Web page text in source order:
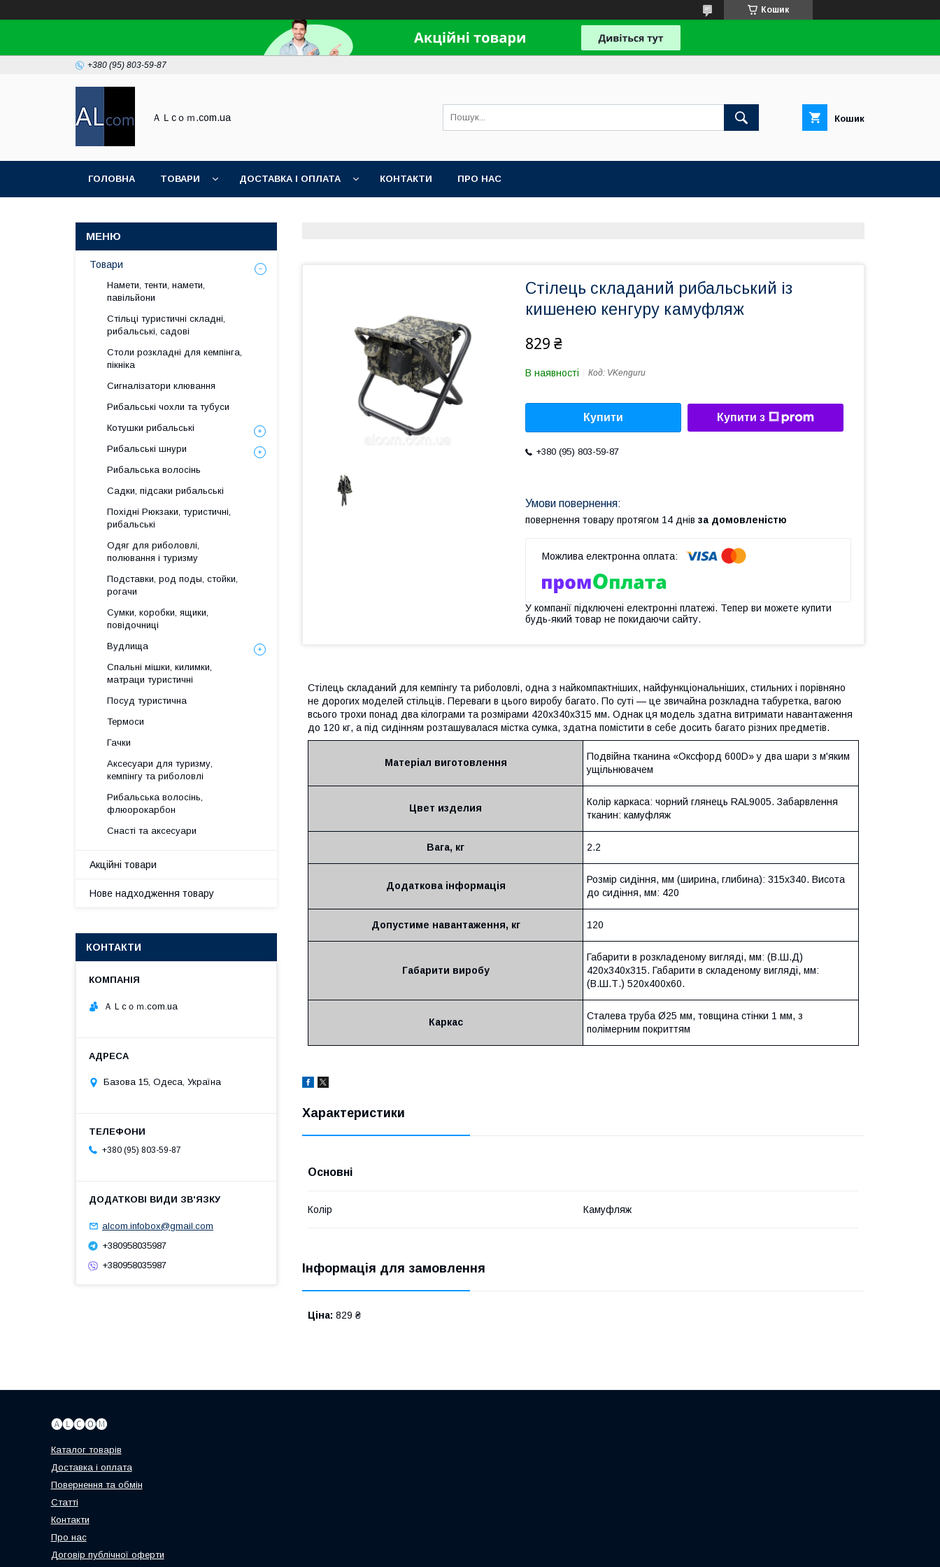
Кошик
+380 (95) 803-59-87
ＡＬcｏｍ.com.ua Кошик
ГОЛОВНА ТОВАРИ ДОСТАВКА І ОПЛАТА КОНТАКТИ ПРО НАС
Стілець складаний рибальський із
кишенею кенгуру камуфляж
829 ₴
В наявності Код: VKenguru
Купити Купити з
+380 (95) 803-59-87
повернення товару протягом 14 днів за домовленістю
У компанії підключені електронні платежі. Тепер ви можете купити
будь-який товар не покидаючи сайту.
Стілець складаний для кемпінгу та риболовлі, одна з найкомпактніших, найфункціональніших, стильних і порівняно
не дорогих моделей стільців. Переваги в цього виробу багато. По суті — це звичайна розкладна табуретка, вагою
всього трохи понад два кілограми та розмірами 420х340х315 мм. Однак ця модель здатна витримати навантаження
до 120 кг, а під сидінням розташувалася містка сумка, здатна помістити в себе досить багато різних предметів.
Матеріал виготовлення
Подвійна тканина «Оксфорд 600D» у два шари з м'яким
ущільнювачем
Цвет изделия
Колір каркаса: чорний глянець RAL9005. Забарвлення
тканин: камуфляж
Вага, кг 2.2
Додаткова інформація
Розмір сидіння, мм (ширина, глибина): 315х340. Висота
до сидіння, мм: 420
Допустиме навантаження, кг 120
Габарити виробу
Габарити в розкладеному вигляді, мм: (В.Ш.Д)
420х340х315. Габарити в складеному вигляді, мм:
(В.Ш.Т.) 520х400х60.
Каркас
Сталева труба Ø25 мм, товщина стінки 1 мм, з
полімерним покриттям
Характеристики
Основні
Колір Камуфляж
Інформація для замовлення
Ціна: 829 ₴
Товари
Намети, тенти, намети,
павільйони
Стільці туристичні складні,
рибальські, садові
Столи розкладні для кемпінга,
пікніка
Сигналізатори клювання
Рибальські чохли та тубуси
Котушки рибальські
Рибальські шнури
Рибальська волосінь
Садки, підсаки рибальські
Похідні Рюкзаки, туристичні,
рибальські
Одяг для риболовлі,
полювання і туризму
Подставки, род поды, стойки,
рогачи
Сумки, коробки, ящики,
повідочниці
Вудлища
Спальні мішки, килимки,
матраци туристичні
Посуд туристична
Термоси
Гачки
Аксесуари для туризму,
кемпінгу та риболовлі
Рибальська волосінь,
флюорокарбон
Снасті та аксесуари
Акційні товари
Нове надходження товару
КОНТАКТИ
ＡＬcｏｍ.com.ua
Базова 15, Одеса, Україна
+380 (95) 803-59-87
alcom.infobox@gmail.com
+380958035987
+380958035987
🅐🅛🅒🅞🅜
Каталог товарів
Доставка і оплата
Повернення та обмін
Статті
Контакти
Про нас
Договір публічної оферти